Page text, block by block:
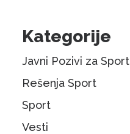
Kategorije
Javni Pozivi za Sport
Rešenja Sport
Sport
Vesti